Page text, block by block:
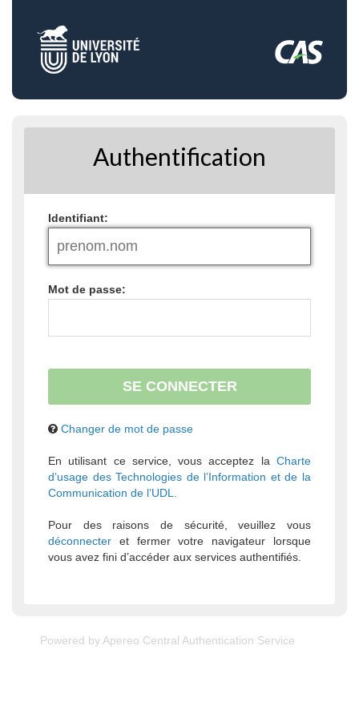
Authentification
Identifiant:
Mot de passe:
Changer de mot de passe
En utilisant ce service, vous acceptez la Charte
d’usage des Technologies de l’Information et de la
Communication de l’UDL.
Pour des raisons de sécurité, veuillez vous
déconnecter et fermer votre navigateur lorsque
vous avez fini d’accéder aux services authentifiés.
Powered by Apereo Central Authentication Service